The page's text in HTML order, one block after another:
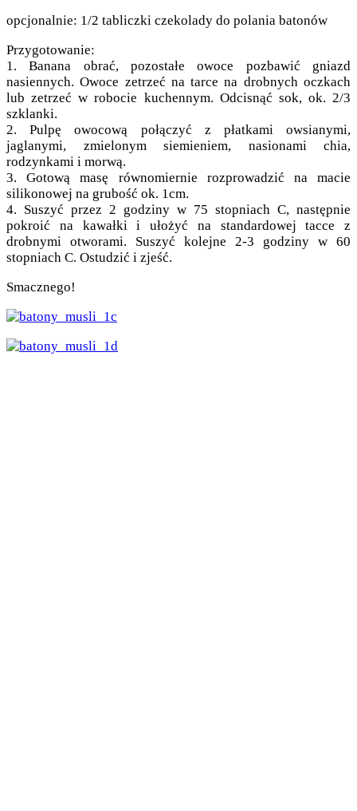
opcjonalnie: 1/2 tabliczki czekolady do polania batonów
Przygotowanie:
1. Banana obrać, pozostałe owoce pozbawić gniazd
nasiennych. Owoce zetrzeć na tarce na drobnych oczkach
lub zetrzeć w robocie kuchennym. Odcisnąć sok, ok. 2/3
szklanki.
2. Pulpę owocową połączyć z płatkami owsianymi,
jaglanymi, zmielonym siemieniem, nasionami chia,
rodzynkami i morwą.
3. Gotową masę równomiernie rozprowadzić na macie
silikonowej na grubość ok. 1cm.
4. Suszyć przez 2 godziny w 75 stopniach C, następnie
pokroić na kawałki i ułożyć na standardowej tacce z
drobnymi otworami. Suszyć kolejne 2-3 godziny w 60
stopniach C. Ostudzić i zjeść.
Smacznego!